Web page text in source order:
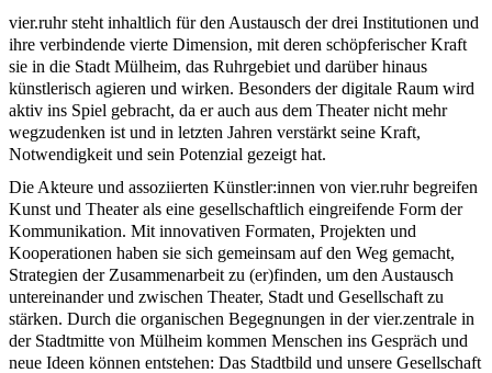
vier.ruhr steht inhaltlich für den Austausch der drei Institutionen und
ihre verbindende vierte Dimension, mit deren schöpferischer Kraft
sie in die Stadt Mülheim, das Ruhrgebiet und darüber hinaus
künstlerisch agieren und wirken. Besonders der digitale Raum wird
aktiv ins Spiel gebracht, da er auch aus dem Theater nicht mehr
wegzudenken ist und in letzten Jahren verstärkt seine Kraft,
Notwendigkeit und sein Potenzial gezeigt hat.
Die Akteure und assoziierten Künstler:innen von vier.ruhr begreifen
Kunst und Theater als eine gesellschaftlich eingreifende Form der
Kommunikation. Mit innovativen Formaten, Projekten und
Kooperationen haben sie sich gemeinsam auf den Weg gemacht,
Strategien der Zusammenarbeit zu (er)finden, um den Austausch
untereinander und zwischen Theater, Stadt und Gesellschaft zu
stärken. Durch die organischen Begegnungen in der vier.zentrale in
der Stadtmitte von Mülheim kommen Menschen ins Gespräch und
neue Ideen können entstehen: Das Stadtbild und unsere Gesellschaft